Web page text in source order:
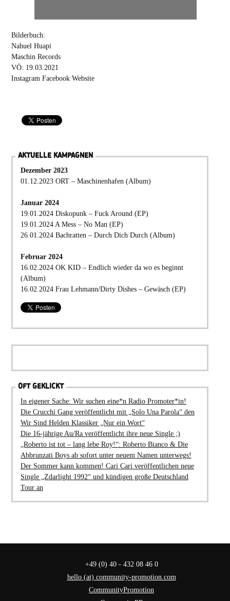
Bilderbuch:
Nahuel Huapi
Maschin Records
VÖ: 19.03.2021
Instagram Facebook Website
AKTUELLE KAMPAGNEN
Dezember 2023
01.12.2023 ORT – Maschinenhafen (Album)
Januar 2024
19.01.2024 Diskopunk – Fuck Around (EP)
19.01.2024 A Mess – No Man (EP)
26.01.2024 Bachratten – Durch Dich Durch (Album)
Februar 2024
16.02.2024 OK KID – Endlich wieder da wo es beginnt
(Album)
16.02.2024 Frau Lehmann/Dirty Dishes – Gewäsch (EP)
OFT GEKLICKT
In eigener Sache: Wir suchen eine*n Radio Promoter*in!
Die Crucchi Gang veröffentlicht mit „Solo Una Parola“ den
Wir Sind Helden Klassiker „Nur ein Wort“
Die 16-jährige Au/Ra veröffentlicht ihre neue Single ;)
„Roberto ist tot – lang lebe Roy!“: Roberto Bianco & Die
Abbrunzati Boys ab sofort unter neuem Namen unterwegs!
Der Sommer kann kommen! Cari Cari veröffentlichen neue
Single „Zdarlight 1992“ und kündigen große Deutschland
Tour an
+49 (0) 40 - 432 08 46 0
hello (at) community-promotion.com
CommunityPromotion